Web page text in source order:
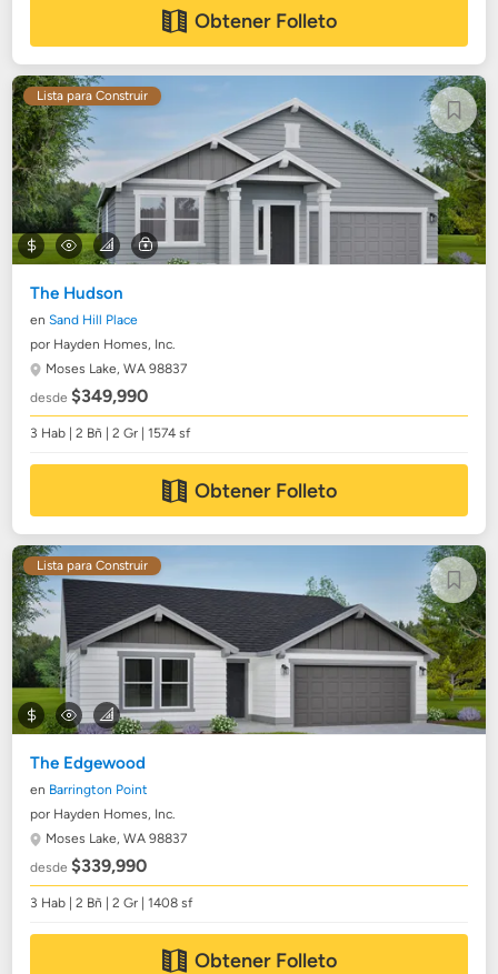
Obtener Folleto
Lista para Construir
The Hudson
enSand Hill Place
por Hayden Homes, Inc.
Moses Lake, WA 98837
desde$349,990
3 Hab | 2 Bñ | 2 Gr | 1574 sf
Obtener Folleto
Lista para Construir
The Edgewood
en Barrington Point
por Hayden Homes, Inc.
Moses Lake, WA 98837
desde$339,990
3 Hab | 2 Bñ | 2 Gr | 1408 sf
Obtener Folleto